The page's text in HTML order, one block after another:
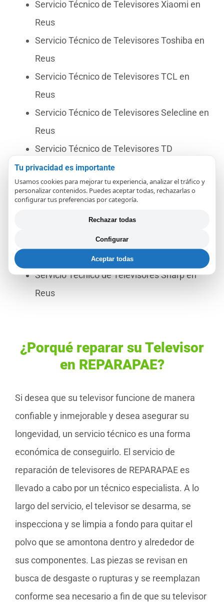
Servicio Técnico de Televisores Xiaomi en
Reus
Servicio Técnico de Televisores Toshiba en
Reus
Servicio Técnico de Televisores TCL en
Reus
Servicio Técnico de Televisores Selecline en
Reus
Servicio Técnico de Televisores TD
Systems en Reus
Servicio Técnico de Televisores OK en Reus
Servicio Técnico de Televisores Vizio en
Servicio Técnico de Televisores Blaupunkt
Servicio Técnico de Televisores Sharp en
Reus
¿Porqué reparar su Televisor
en REPARAPAE?
Si desea que su televisor funcione de manera
confiable y inmejorable y desea asegurar su
longevidad, un servicio técnico es una forma
económica de conseguirlo. El servicio de
reparación de televisores de REPARAPAE es
llevado a cabo por un técnico especialista. A lo
largo del servicio, el televisor se desarma, se
inspecciona y se limpia a fondo para quitar el
polvo que se amontona dentro y alrededor de
sus componentes. Las piezas se revisan en
busca de desgaste o rupturas y se reemplazan
conforme sea necesario a fin de que su televisor
Tu privacidad es importante
Usamos cookies para mejorar tu experiencia, analizar el tráfico y
personalizar contenidos. Puedes aceptar todas, rechazarlas o
configurar tus preferencias por categoría.
Rechazar todas
Configurar
Aceptar todas